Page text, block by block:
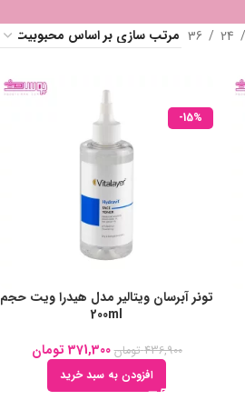
24
36
-15%
تونر آبرسان ویتالیر مدل هیدرا ویت حجم
200ml
436,900 تومان 371,300 تومان
افزودن به سبد خرید